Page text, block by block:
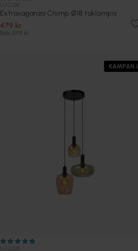
Extravaganza Chimp Ø18 taklampa
479 kr
Rek. 599 kr
KAMPANJ